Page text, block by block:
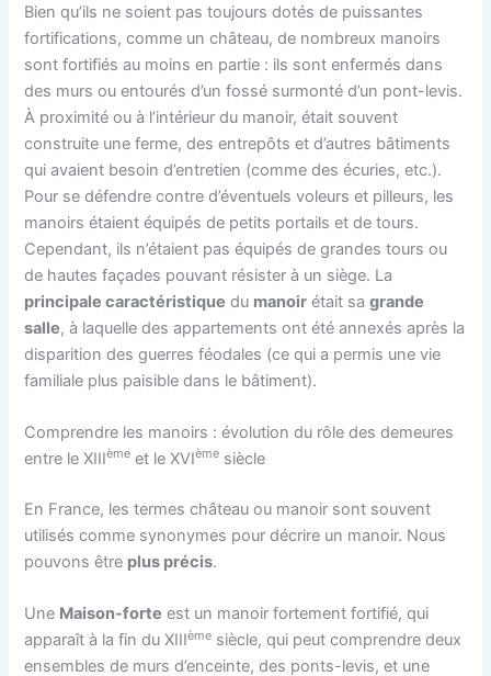
Bien qu’ils ne soient pas toujours dotés de puissantes
fortifications, comme un château, de nombreux manoirs
sont fortifiés au moins en partie : ils sont enfermés dans
des murs ou entourés d’un fossé surmonté d’un pont-levis.
À proximité ou à l’intérieur du manoir, était souvent
construite une ferme, des entrepôts et d’autres bâtiments
qui avaient besoin d’entretien (comme des écuries, etc.).
Pour se défendre contre d’éventuels voleurs et pilleurs, les
manoirs étaient équipés de petits portails et de tours.
Cependant, ils n’étaient pas équipés de grandes tours ou
de hautes façades pouvant résister à un siège. La
principale caractéristique du manoir était sagrande
salle, à laquelle des appartements ont été annexés après la
disparition des guerres féodales (ce qui a permis une vie
familiale plus paisible dans le bâtiment).
Comprendre les manoirs : évolution du rôle des demeures
entre le XIIIème et le XVIème siècle
En France, les termes château ou manoir sont souvent
utilisés comme synonymes pour décrire un manoir. Nous
pouvons être plus précis.
Une Maison-forte est un manoir fortement fortifié, qui
apparaît à la fin du XIIIème siècle, qui peut comprendre deux
ensembles de murs d’enceinte, des ponts-levis, et une